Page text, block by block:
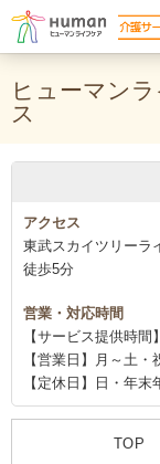
ヒューマン
ス
アクセス
東武スカイツリーラ
徒歩5分
営業・対応時間
【サービス提供時間
【営業日】月～土・
【定休日】日・年末
TOP